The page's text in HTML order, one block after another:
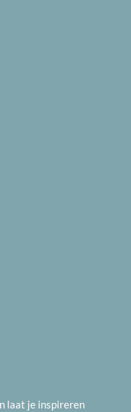
laat je inspireren